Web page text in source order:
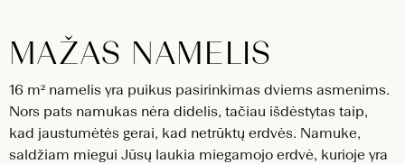
MAŽAS NAMELIS
16 m² namelis yra puikus pasirinkimas dviems asmenims.
Nors pats namukas nėra didelis, tačiau išdėstytas taip,
kad jaustumėtės gerai, kad netrūktų erdvės. Namuke,
saldžiam miegui Jūsų laukia miegamojo erdvė, kurioje yra